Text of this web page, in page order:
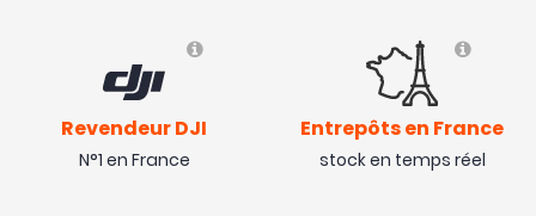
Revendeur DJI
N°1 en France
Entrepôts en France
stock en temps réel